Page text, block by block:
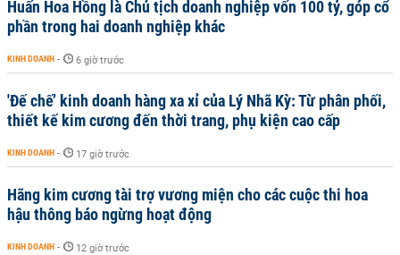
Huấn Hoa Hồng là Chủ tịch doanh nghiệp vốn 100 tỷ, góp cổ
phần trong hai doanh nghiệp khác
KINH DOANH - 6 giờ trước
'Đế chế’ kinh doanh hàng xa xỉ của Lý Nhã Kỳ: Từ phân phối,
thiết kế kim cương đến thời trang, phụ kiện cao cấp
KINH DOANH - 17 giờ trước
Hãng kim cương tài trợ vương miện cho các cuộc thi hoa
hậu thông báo ngừng hoạt động
KINH DOANH - 12 giờ trước